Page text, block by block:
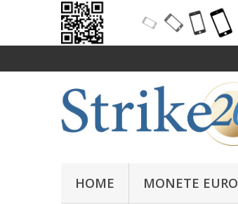
HOME MONETE EURO